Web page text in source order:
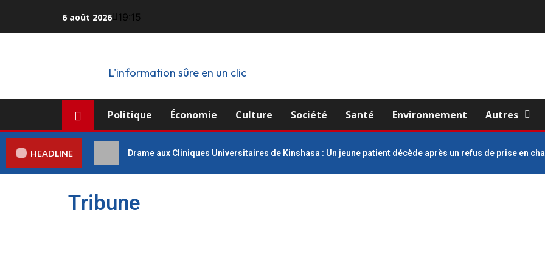
6 août 2026 19:15
L'information sûre en un clic
Politique Économie Culture Société Santé Environnement Autres
HEADLINE Drame aux Cliniques Universitaires de Kinshasa : Un jeune patient décède après un refus de prise en
Tribune